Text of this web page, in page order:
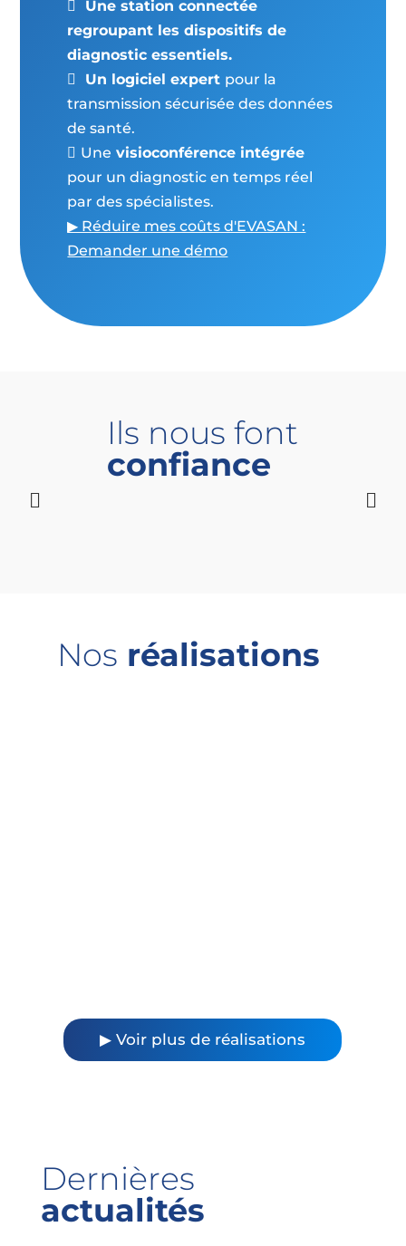

Une station connectée
regroupant les dispositifs de
diagnostic essentiels.
 Un logiciel expert pour la
transmission sécurisée des données
de santé.
 Une visioconférence intégrée
pour un diagnostic en temps réel
par des spécialistes.
▶ Réduire mes coûts d'EVASAN :
Demander une démo
Ils nous font
confiance
 
Nos réalisations
▶ Voir plus de réalisations
Dernières
actualités